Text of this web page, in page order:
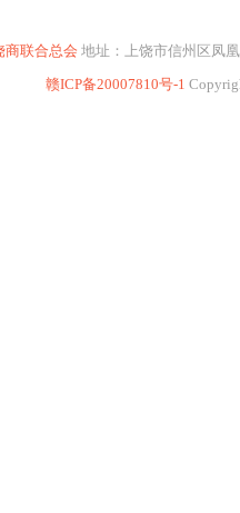
商联合总会 地址：上饶市信州区凤
赣ICP备20007810号-1